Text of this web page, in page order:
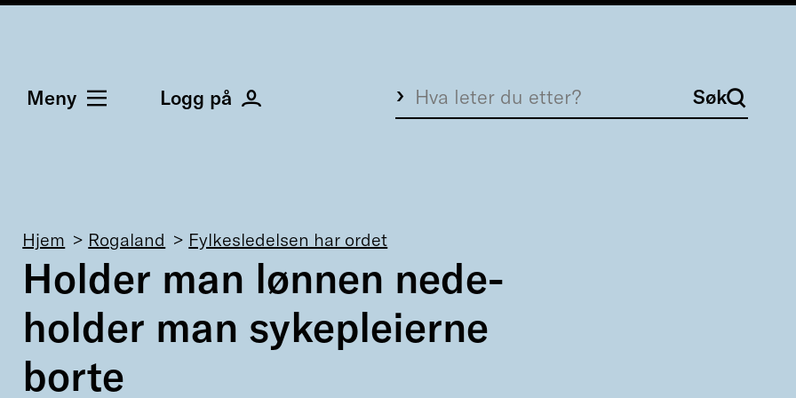
Meny Logg på Søk Søk
Navigasjonssti
Hjem Rogaland Fylkesledelsen har ordet
Holder man lønnen nede-
holder man sykepleierne
borte